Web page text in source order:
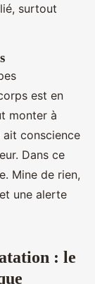
surtout
est en
monter à
ait conscience
Dans ce
Mine de rien,
une alerte
: le